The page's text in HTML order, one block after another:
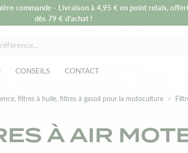
commande - Livraison à 4,95 € en point relais,
dès 79 € d’achat !
CONSEILS CONTACT
filtres à huile, filtres à gasoil pour la motoculture
À AIR